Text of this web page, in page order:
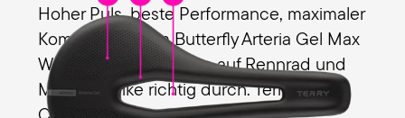
Hoher Puls, beste Performance, maximaler
Komfort: Mit dem Butterfly Arteria Gel Max
Women starten Frauen auf Rennrad und
Mountainbike richtig durch. Terry-